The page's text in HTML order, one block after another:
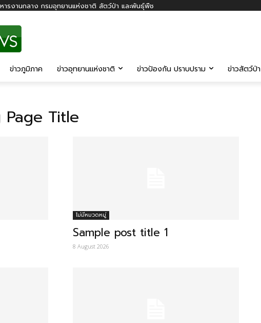
ารงานกลาง กรมอุทยานแห่งชาติ สัตว์ป่า และพันธุ์พืช
ข่าวภูมิภาค ข่าวอุทยานแห่งชาติ ข่าวป้องกัน ปราบปราม ข่าวสัตว์ป่า
Page Title
ไม่มีหมวดหมู่
Sample post title 1
8 August 2026